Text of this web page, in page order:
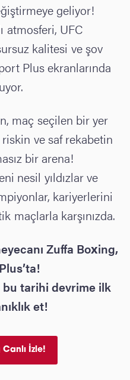
geliyor!
atmosferi, UFC
kalitesi ve şov
Plus ekranlarında
maç seçilen bir yer
ve saf rekabetin
bir arena!
nesil yıldızlar ve
kariyerlerini
maçlarla karşınızda.
Zuffa Boxing,
bu tarihi devrime ilk
et!
Canlı İzle!